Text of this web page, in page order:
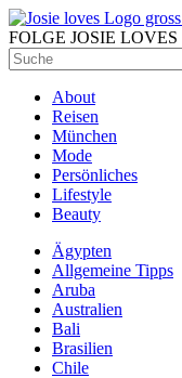
FOLGE JOSIE LOVES
About
Reisen
München
Mode
Persönliches
Lifestyle
Beauty
Ägypten
Allgemeine Tipps
Aruba
Australien
Bali
Brasilien
Chile